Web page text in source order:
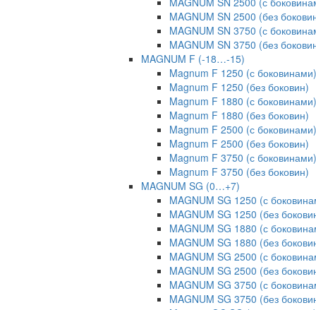
MAGNUM SN 2500 (без
MAGNUM SN 3750 (с
MAGNUM SN 3750 (без
MAGNUM F (-18…-15)
Magnum F 1250 (с боковинами)
Magnum F 1250 (без боковин)
Magnum F 1880 (с боковинами)
Magnum F 1880 (без боковин)
Magnum F 2500 (с боковинами)
Magnum F 2500 (без боковин)
Magnum F 3750 (с боковинами)
Magnum F 3750 (без боковин)
MAGNUM SG (0…+7)
MAGNUM SG 1250 (с
MAGNUM SG 1250 (без
MAGNUM SG 1880 (с
MAGNUM SG 1880 (без
MAGNUM SG 2500 (с
MAGNUM SG 2500 (без
MAGNUM SG 3750 (с
MAGNUM SG 3750 (без